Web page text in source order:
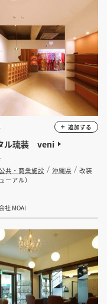
ル琉装 veni
共・商業施設 沖縄県
改装
ーアル）
社 MOAI
追加する